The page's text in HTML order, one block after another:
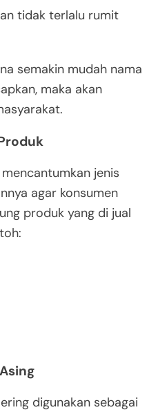
tidak terlalu rumit
semakin mudah nama
maka akan
jenis
agar konsumen
produk yang di jual
digunakan sebagai